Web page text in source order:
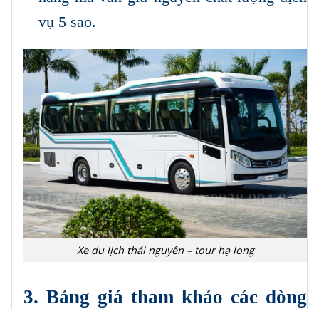
vụ 5 sao.
Xe du lịch thái nguyên – tour hạ long
3. Bảng giá tham khảo các dòng